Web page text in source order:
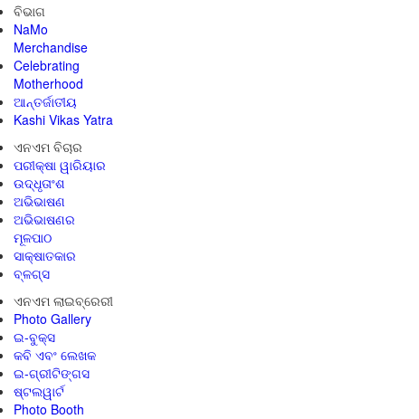
ବିଭାଗ
NaMo
Merchandise
Celebrating
Motherhood
ଆନ୍ତର୍ଜାତୀୟ
Kashi Vikas Yatra
ଏନଏମ ବିଚାର
ପରୀକ୍ଷା ୱାରିୟାର
ଉଦ୍ଧୃତାଂଶ
ଅଭିଭାଷଣ
ଅଭିଭାଷଣର
ମୂଳପାଠ
ସାକ୍ଷାତକାର
ବ୍ଳଗ୍ସ
ଏନଏମ ଲାଇବ୍ରେରୀ
Photo Gallery
ଇ-ବୁକ୍ସ
କବି ଏବଂ ଲେଖକ
ଇ-ଗ୍ରୀଟିଙ୍ଗସ
ଷ୍ଟଲୱାର୍ଟ
Photo Booth